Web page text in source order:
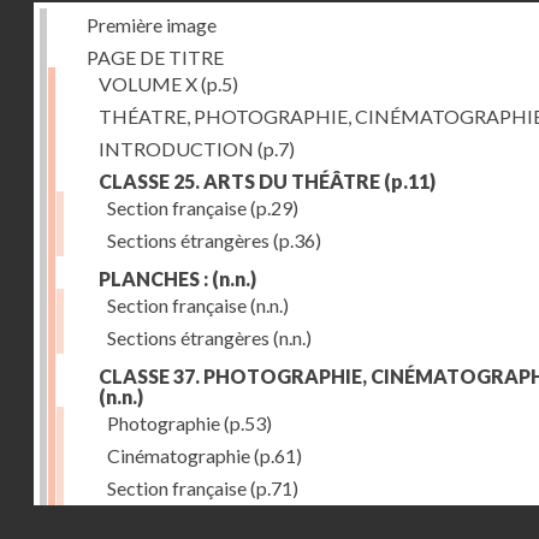
Première image
PAGE DE TITRE
VOLUME X(p.5)
THÉATRE, PHOTOGRAPHIE,
INTRODUCTION (p.7)
CLASSE 25. ARTS DU THÉÂTRE (p.11)
Section française(p.29)
Sections étrangères (p.36)
PLANCHES : (n.n.)
Section française(n.n.)
Sections étrangères (n.n.)
CLASSE 37. PHOTOGRAPHIE,
(n.n.)
Photographie(p.53)
Cinématographie(p.61)
Section française(p.71)